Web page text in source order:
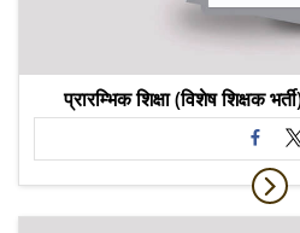
प्रारम्भिक शिक्षा (विशेष शिक्षक